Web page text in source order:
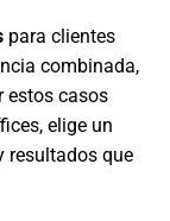
para clientes
combinada,
estos casos
elige un
resultados que